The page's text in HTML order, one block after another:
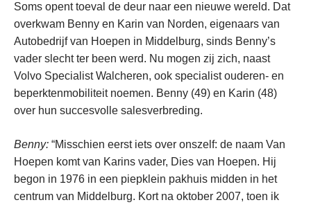
Soms opent toeval de deur naar een nieuwe wereld. Dat
overkwam Benny en Karin van Norden, eigenaars van
Autobedrijf van Hoepen in Middelburg, sinds Benny’s
vader slecht ter been werd. Nu mogen zij zich, naast
Volvo Specialist Walcheren, ook specialist ouderen- en
beperktenmobiliteit noemen. Benny (49) en Karin (48)
over hun succesvolle salesverbreding.
Benny: “Misschien eerst iets over onszelf: de naam Van
Hoepen komt van Karins vader, Dies van Hoepen. Hij
begon in 1976 in een piepklein pakhuis midden in het
centrum van Middelburg. Kort na oktober 2007, toen ik